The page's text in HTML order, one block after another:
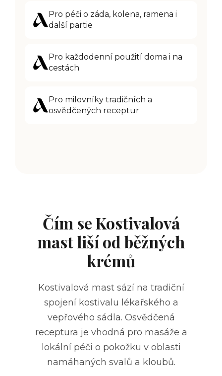
Pro péči o záda, kolena, ramena i
další partie
Pro každodenní použití doma i na
cestách
Pro milovníky tradičních a
osvědčených receptur
Čím se Kostivalová
mast liší od běžných
krémů
Kostivalová mast sází na tradiční
spojení kostivalu lékařského a
vepřového sádla. Osvědčená
receptura je vhodná pro masáže a
lokální péči o pokožku v oblasti
namáhaných svalů a kloubů.